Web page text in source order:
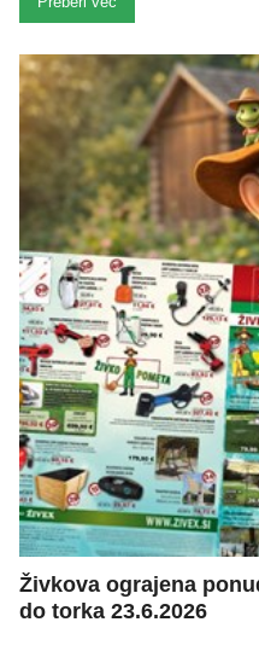
Živkova ograjena
do torka 23.6.2026